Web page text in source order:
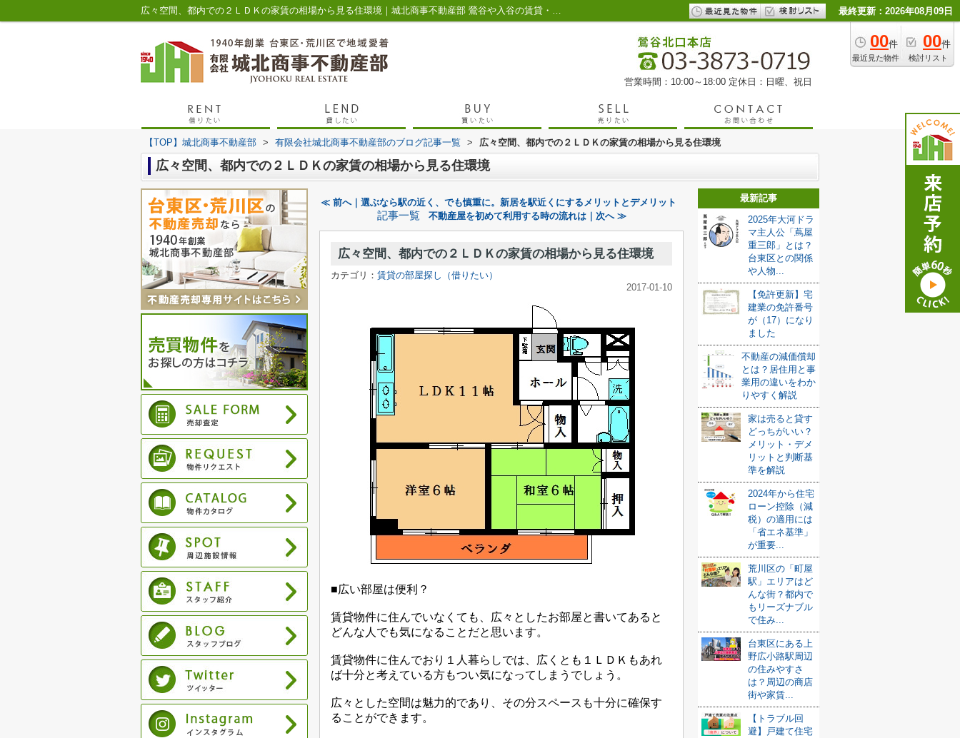
広々空間、都内での２ＬＤＫの家賃の相場から見る住環境｜城北商事不動産部 鶯谷や入谷の賃貸・売買 最終更新：2026年08月09日
00件
最近見た物件
00件
検討リスト
営業時間：10:00～18:00 定休日：日曜、祝日
【TOP】城北商事不動産部 > 有限会社城北商事不動産部のブログ記事一覧 > 広々空間、都内での２ＬＤＫの家賃の相場から見る住環境
広々空間、都内での２ＬＤＫの家賃の相場から見る住環境
≪ 前へ｜選ぶなら駅の近く、でも慎重に。新居を駅近くにするメリットとデメリット
記事一覧 不動産屋を初めて利用する時の流れは｜次へ ≫
広々空間、都内での２ＬＤＫの家賃の相場から見る住環境
カテゴリ： 賃貸の部屋探し（借りたい）
2017-01-10
■広い部屋は便利？
賃貸物件に住んでいなくても、広々としたお部屋と書いてあると
どんな人でも気になることだと思います。
賃貸物件に住んでおり１人暮らしでは、広くとも１ＬＤＫもあれ
ば十分と考えている方もつい気になってしまうでしょう。
広々とした空間は魅力的であり、その分スペースも十分に確保す
ることができます。
最新記事
2025年大河ドラ
マ主人公「蔦屋
重三郎」とは？
台東区との関係
や人物...
【免許更新】宅
建業の免許番号
が（17）になり
ました
不動産の減価償却
とは？居住用と事
業用の違いをわか
りやすく解説
家は売ると貸す
どっちがいい？
メリット・デメ
リットと判断基
準を解説
2024年から住宅
ローン控除（減
税）の適用には
「省エネ基準」
が重要...
荒川区の「町屋
駅」エリアはど
んな街？都内で
もリーズナブル
で住み...
台東区にある上
野広小路駅周辺
の住みやすさ
は？周辺の商店
街や家賃...
【トラブル回
避】戸建て住宅